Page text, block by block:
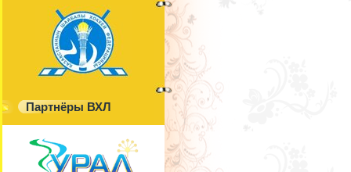
Партнёры ВХЛ